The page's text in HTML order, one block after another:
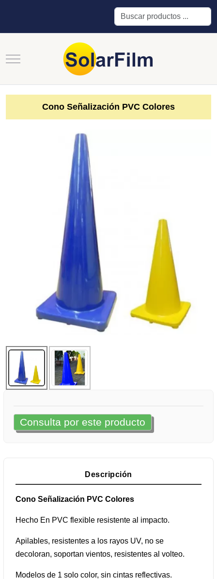
Buscar
Mobile Menu Toggle
Cono Señalización PVC Colores
Consulta por este producto
Descripción
Cono Señalización PVC Colores
Hecho En PVC flexible resistente al impacto.
Apilables, resistentes a los rayos UV, no se
decoloran, soportan vientos, resistentes al volteo.
Modelos de 1 solo color, sin cintas reflectivas.